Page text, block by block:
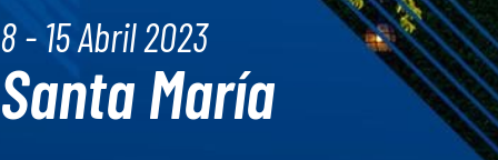
8 - 15 Abril 2023
Santa María